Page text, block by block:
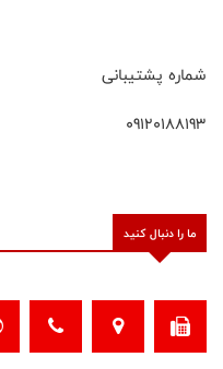
شماره پشتیبانی
09120188193
ما را دنبال کنید